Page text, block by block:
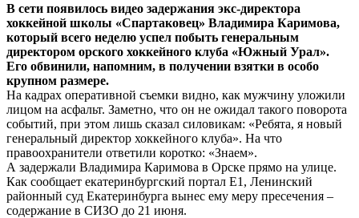
В сети появилось видео задержания экс-директора
хоккейной школы «Спартаковец» Владимира Каримова,
который всего неделю успел побыть генеральным
директором орского хоккейного клуба «Южный Урал».
Его обвинили, напомним, в получении взятки в особо
крупном размере.
На кадрах оперативной съемки видно, как мужчину уложили
лицом на асфальт. Заметно, что он не ожидал такого поворота
событий, при этом лишь сказал силовикам: «Ребята, я новый
генеральный директор хоккейного клуба». На что
правоохранители ответили коротко: «Знаем».
А задержали Владимира Каримова в Орске прямо на улице.
Как сообщает екатеринбургский портал Е1, Ленинский
районный суд Екатеринбурга вынес ему меру пресечения –
содержание в СИЗО до 21 июня.